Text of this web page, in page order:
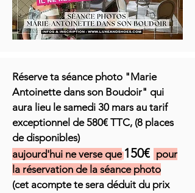
Réserve ta séance photo "Marie
Antoinette dans son Boudoir" qui
aura lieu lesamedi 30 mars au tarif
exceptionnel de 580€ TTC, (8 places
de disponibles)
aujourd'hui ne verse que 150€ pour
la réservation de la séance photo
(cet acompte te sera déduit du prix